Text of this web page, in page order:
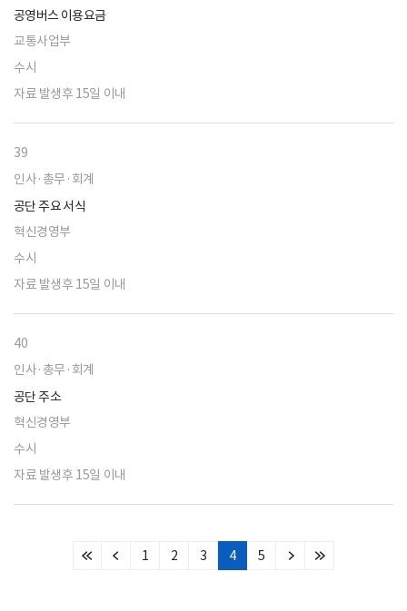
공영버스 이용요금
교통사업부
수시
자료 발생후 15일 이내
39
인사·총무·회계
공단 주요 서식
혁신경영부
수시
자료 발생후 15일 이내
40
인사·총무·회계
공단 주소
혁신경영부
수시
자료 발생후 15일 이내
처
이
1 2 3 4 5
다
마